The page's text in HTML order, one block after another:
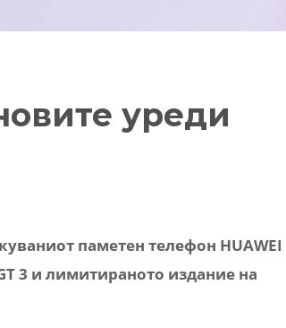
уреди
паметен телефон HUAWEI
3 и лимитираното издание на